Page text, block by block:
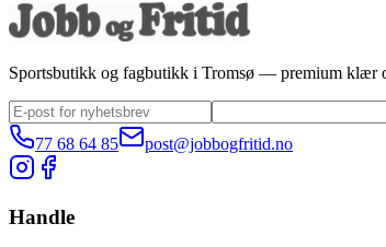
Sportsbutikk og fagbutikk i Tromsø — premium klær
77 68 64 85 post@jobbogfritid.no
Handle